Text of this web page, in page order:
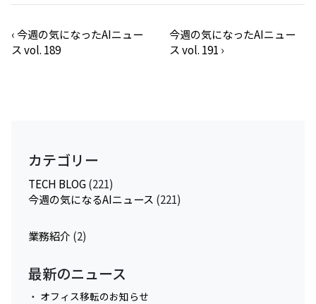
‹今週の気になったAIニュー
ス vol. 189
今週の気になったAIニュー
ス vol. 191 ›
カテゴリー
TECH BLOG(221)
今週の気になるAIニュース (221)
業務紹介 (2)
最新のニュース
オフィス移転のお知らせ